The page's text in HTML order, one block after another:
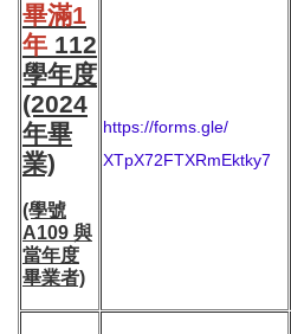
畢滿1
年 112
學年度
(2024
年畢
業)
(學號
A109 與
當年度
畢業者)
https://forms.gle/
XTpX72FTXRmEktky7